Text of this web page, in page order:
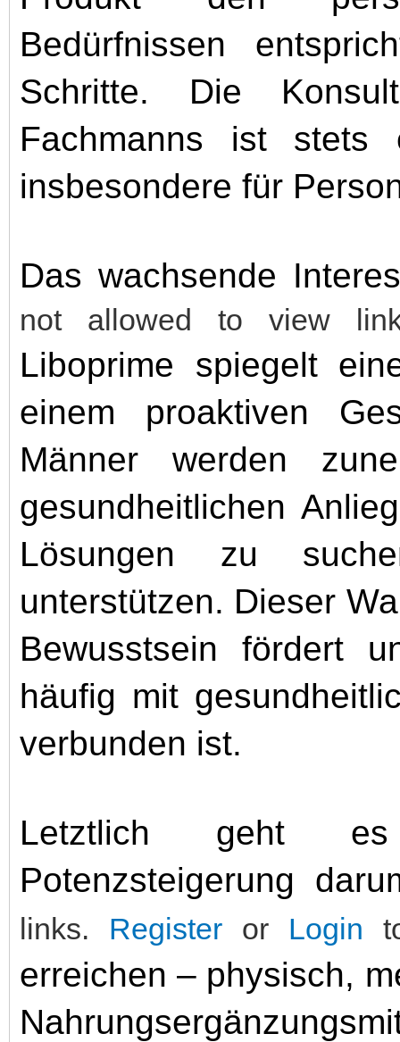
Bedürfnissen
Schritte. Die
Fachmanns ist stets
insbesondere für
Das wachsende
not allowed to view
Liboprime spiegelt
einem proaktiven
Männer werden
gesundheitlichen
Lösungen zu
unterstützen. Dieser
Bewusstsein fördert
häufig mit
verbunden ist.
Letztlich geht
Potenzsteigerung
links. Register or Login
erreichen – physisch,